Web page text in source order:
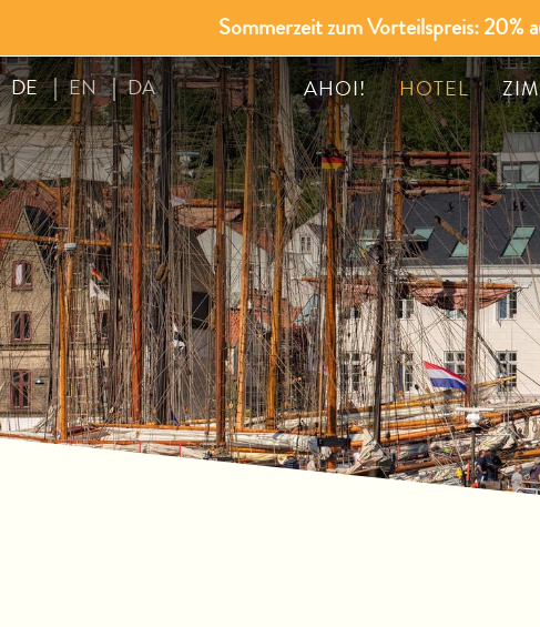
Sommerzeit zum Vorteilspreis:
DE EN DA AHOI! HOTEL